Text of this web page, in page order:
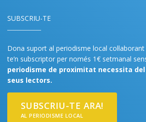
SUBSCRIU-TE
Dona suport al periodisme local
te’n subscriptor per només 1€ setmanal
periodisme de proximitat necessita
seus lectors.
SUBSCRIU-TE ARA!
AL PERIODISME LOCAL